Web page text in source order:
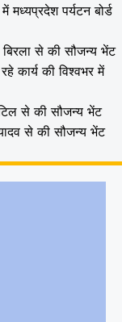
मध्यप्रदेश पर्यटन बोर्ड
बिरला से की सौजन्य भेंट
कार्य की विश्वभर में
से की सौजन्य भेंट
से की सौजन्य भेंट